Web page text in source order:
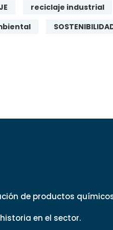
reciclaje industrial
de productos
en el sector.